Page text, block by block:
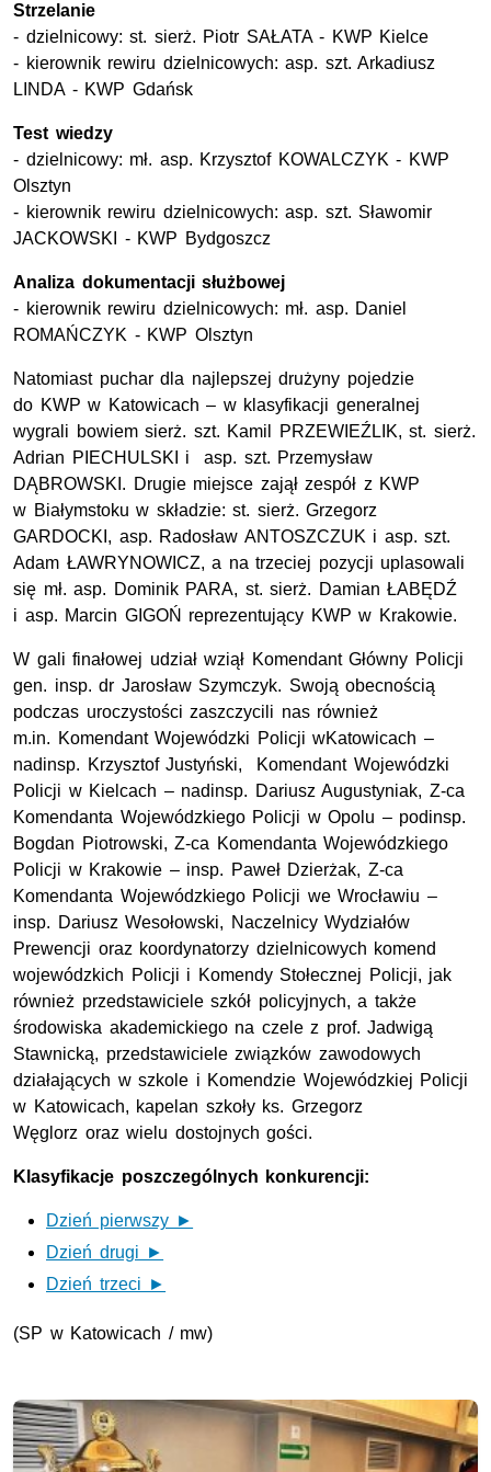
Strzelanie
- dzielnicowy: st. sierż. Piotr SAŁATA - KWP Kielce
- kierownik rewiru dzielnicowych: asp. szt. Arkadiusz
LINDA - KWP Gdańsk
Test wiedzy
- dzielnicowy: mł. asp. Krzysztof KOWALCZYK - KWP
Olsztyn
- kierownik rewiru dzielnicowych: asp. szt. Sławomir
JACKOWSKI - KWP Bydgoszcz
Analiza dokumentacji służbowej
- kierownik rewiru dzielnicowych: mł. asp. Daniel
ROMAŃCZYK - KWP Olsztyn
Natomiast puchar dla najlepszej drużyny pojedzie
do KWP w Katowicach – w klasyfikacji generalnej
wygrali bowiem sierż. szt. Kamil PRZEWIEŹLIK, st. sierż.
Adrian PIECHULSKI i asp. szt. Przemysław
DĄBROWSKI. Drugie miejsce zajął zespół z KWP
w Białymstoku w składzie: st. sierż. Grzegorz
GARDOCKI, asp. Radosław ANTOSZCZUK i asp. szt.
Adam ŁAWRYNOWICZ, a na trzeciej pozycji uplasowali
się mł. asp. Dominik PARA, st. sierż. Damian ŁABĘDŹ
i asp. Marcin GIGOŃ reprezentujący KWP w Krakowie.
W gali finałowej udział wziął Komendant Główny Policji
gen. insp. dr Jarosław Szymczyk. Swoją obecnością
podczas uroczystości zaszczycili nas również
m.in. Komendant Wojewódzki Policji wKatowicach –
nadinsp. Krzysztof Justyński, Komendant Wojewódzki
Policji w Kielcach – nadinsp. Dariusz Augustyniak, Z-ca
Komendanta Wojewódzkiego Policji w Opolu – podinsp.
Bogdan Piotrowski, Z-ca Komendanta Wojewódzkiego
Policji w Krakowie – insp. Paweł Dzierżak, Z-ca
Komendanta Wojewódzkiego Policji we Wrocławiu –
insp. Dariusz Wesołowski, Naczelnicy Wydziałów
Prewencji oraz koordynatorzy dzielnicowych komend
wojewódzkich Policji i Komendy Stołecznej Policji, jak
również przedstawiciele szkół policyjnych, a także
środowiska akademickiego na czele z prof. Jadwigą
Stawnicką, przedstawiciele związków zawodowych
działających w szkole i Komendzie Wojewódzkiej Policji
w Katowicach, kapelan szkoły ks. Grzegorz
Węglorz oraz wielu dostojnych gości.
Klasyfikacje poszczególnych konkurencji:
Dzień pierwszy ►
Dzień drugi ►
Dzień trzeci ►
(SP w Katowicach / mw)